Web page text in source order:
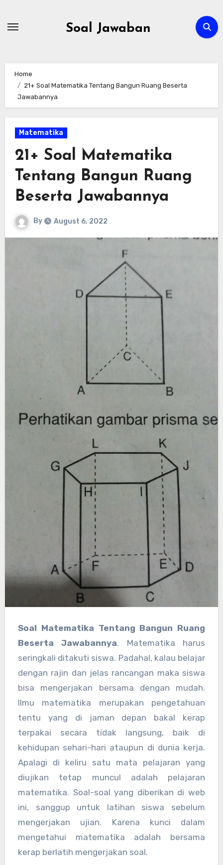
Soal Jawaban
Home
21+ Soal Matematika Tentang Bangun Ruang Beserta
Jawabannya
Matematika
21+ Soal Matematika
Tentang Bangun Ruang
Beserta Jawabannya
By August 6, 2022
Soal Matematika Tentang Bangun Ruang
Beserta Jawabannya. Matematika harus
seringkali ditakuti siswa. Padahal, kalau belajar
dengan rajin dan jelas rancangan maka siswa
bisa mengerjakan bersama dengan mudah.
Ilmu matematika merupakan pengetahuan
tentu yang di jaman depan bakal kerap
terpakai secara tidak langsung, baik di
kehidupan sehari-hari ataupun di dunia kerja.
Apalagi di keliru satu mata pelajaran yang
diujikan tetap muncul adalah pelajaran
matematika. Soal-soal yang diberikan di web
ini, sanggup untuk latihan siswa sebelum
mengerjakan ujian. Karena kunci dalam
mengetahui matematika adalah bersama
kerap berlatih mengerjakan soal.